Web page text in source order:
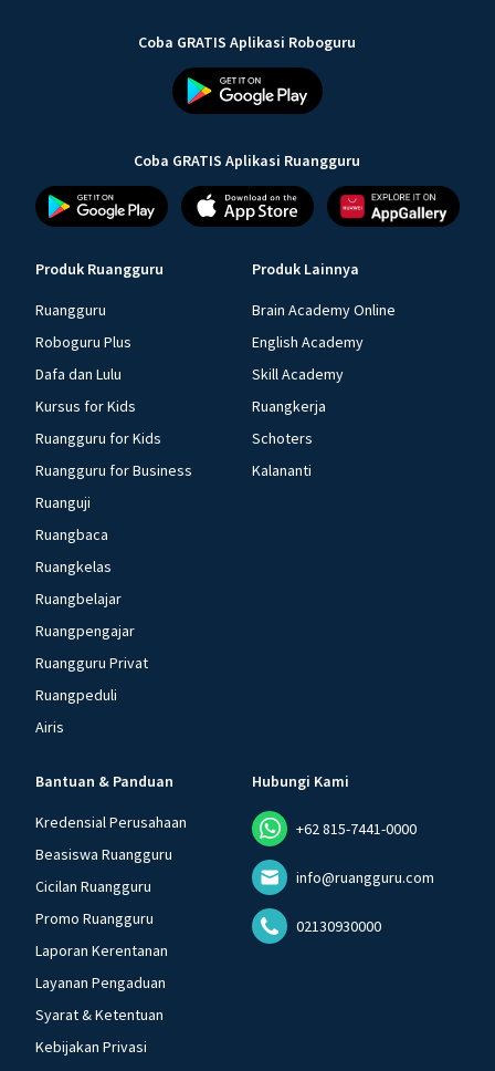
Coba GRATIS Aplikasi Roboguru
Coba GRATIS Aplikasi Ruangguru
Produk Ruangguru
Ruangguru
Roboguru Plus
Dafa dan Lulu
Kursus for Kids
Ruangguru for Kids
Ruangguru for Business
Ruanguji
Ruangbaca
Ruangkelas
Ruangbelajar
Ruangpengajar
Ruangguru Privat
Ruangpeduli
Airis
Produk Lainnya
Brain Academy Online
English Academy
Skill Academy
Ruangkerja
Schoters
Kalananti
Bantuan & Panduan
Kredensial Perusahaan
Beasiswa Ruangguru
Cicilan Ruangguru
Promo Ruangguru
Laporan Kerentanan
Layanan Pengaduan
Syarat & Ketentuan
Kebijakan Privasi
Hubungi Kami
+62 815-7441-0000
info@ruangguru.com
02130930000